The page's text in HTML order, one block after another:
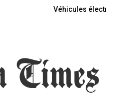
Véhicules